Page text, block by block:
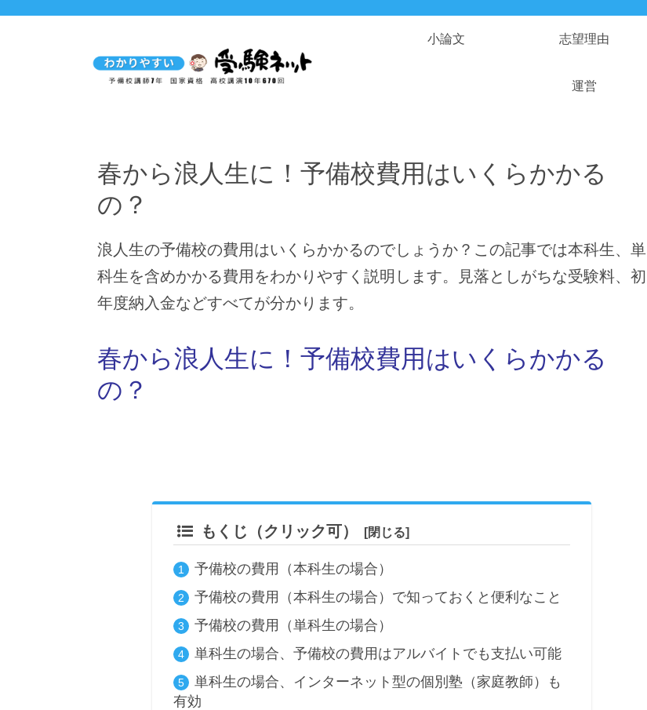
小論文 志望理由
運営
春から浪人生に！予備校費用はいくらかかる
の？
浪人生の予備校の費用はいくらかかるのでしょうか？この記事では本科生、単
科生を含めかかる費用をわかりやすく説明します。見落としがちな受験料、初
年度納入金などすべてが分かります。
春から浪人生に！予備校費用はいくらかかる
の？
もくじ（クリック可）
予備校の費用（本科生の場合）
予備校の費用（本科生の場合）で知っておくと便利なこと
予備校の費用（単科生の場合）
単科生の場合、予備校の費用はアルバイトでも支払い可能
単科生の場合、インターネット型の個別塾（家庭教師）も
有効